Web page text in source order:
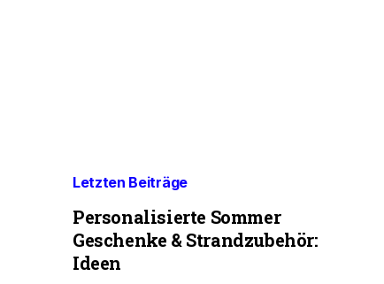
Letzten Beiträge
Personalisierte Sommer
Geschenke & Strandzubehör:
Ideen